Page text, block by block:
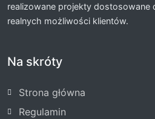
realizowane projekty dostosowane
realnych możliwości klientów.
Na skróty
Strona główna
Regulamin